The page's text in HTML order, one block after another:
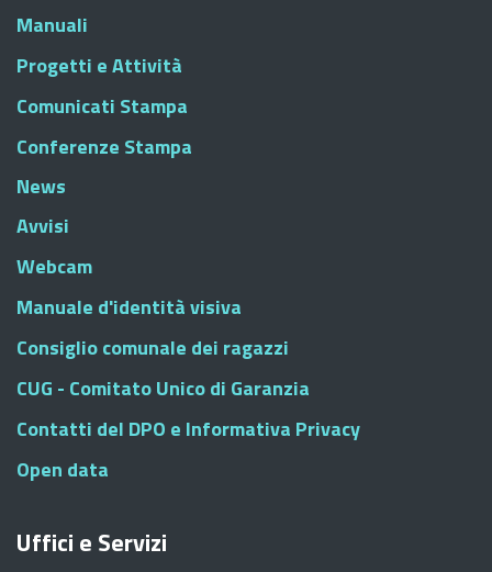
Manuali
Progetti e Attività
Comunicati Stampa
Conferenze Stampa
News
Avvisi
Webcam
Manuale d'identità visiva
Consiglio comunale dei ragazzi
CUG - Comitato Unico di Garanzia
Contatti del DPO e Informativa Privacy
Open data
Uffici e Servizi